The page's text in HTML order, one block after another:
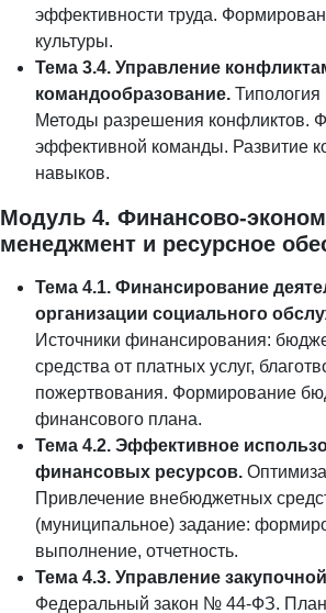
эффективности труда.
культуры.
Тема 3.4. Управление
командообразование. Типология
Методы разрешения конфликтов.
эффективной команды. Развитие
навыков.
Модуль 4. Финансово-
менеджмент и ресурсное
Тема 4.1. Финансирование
организации социального
Источники финансирования:
средства от платных услуг,
пожертвования. Формирование
финансового плана.
Тема 4.2. Эффективное
финансовых ресурсов.
Привлечение внебюджетных
(муниципальное) задание:
выполнение, отчетность.
Тема 4.3. Управление
Федеральный закон № 44-ФЗ.